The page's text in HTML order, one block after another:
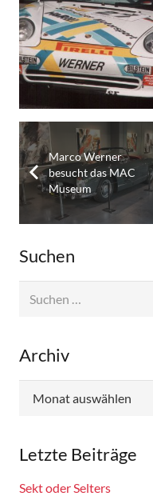
Marco Werner
besucht das MAC
Museum
Suchen
Archiv
Letzte Beiträge
Sekt oder Selters